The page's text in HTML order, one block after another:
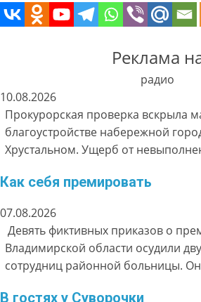
Реклама
радио
10.08.2026
Прокурорская проверка вскрыла
благоустройстве набережной
Хрустальном. Ущерб от
Как себя премировать
07.08.2026
Девять фиктивных приказов о
Владимирской области осудили
сотрудниц районной больницы.
В гостях у Суворочки